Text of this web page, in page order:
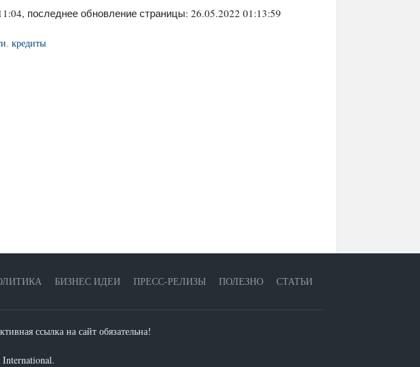
, последнее обновление страницы: 26.05.2022 01:13:59
, кредиты
БИЗНЕС ИДЕИ ПРЕСС-РЕЛИЗЫ ПОЛЕЗНО СТАТЬИ
ссылка на сайт обязательна!